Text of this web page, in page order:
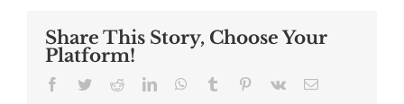
Share This Story, Choose Your
Platform!
Facebook
TwitterRedditLinkedInWhatsApp
Tumblr Pinterest
Vk Email: